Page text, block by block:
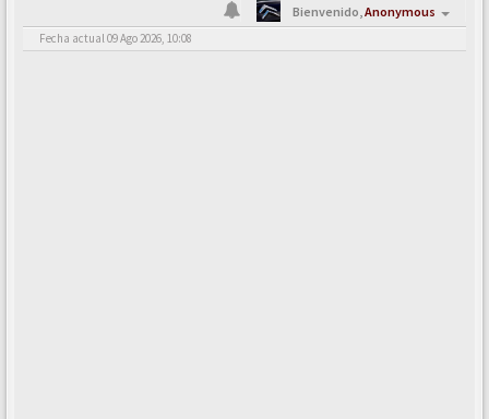
Bienvenido,Anonymous
Fecha actual 09 Ago 2026, 10:08